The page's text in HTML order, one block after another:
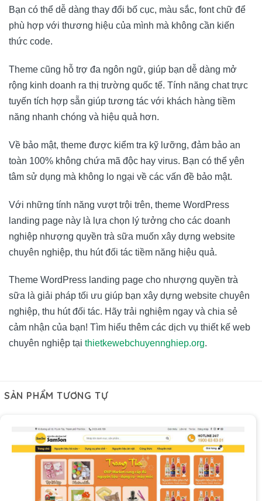
Bạn có thể dễ dàng thay đổi bố cục, màu sắc, font chữ để
phù hợp với thương hiệu của mình mà không cần kiến
thức code.
Theme cũng hỗ trợ đa ngôn ngữ, giúp bạn dễ dàng mở
rộng kinh doanh ra thị trường quốc tế. Tính năng chat trực
tuyến tích hợp sẵn giúp tương tác với khách hàng tiềm
năng nhanh chóng và hiệu quả hơn.
Về bảo mật, theme được kiểm tra kỹ lưỡng, đảm bảo an
toàn 100% không chứa mã độc hay virus. Bạn có thể yên
tâm sử dụng mà không lo ngại về các vấn đề bảo mật.
Với những tính năng vượt trội trên, theme WordPress
landing page này là lựa chọn lý tưởng cho các doanh
nghiệp nhượng quyền trà sữa muốn xây dựng website
chuyên nghiệp, thu hút đối tác tiềm năng hiệu quả.
Theme WordPress landing page cho nhượng quyền trà
sữa là giải pháp tối ưu giúp bạn xây dựng website chuyên
nghiệp, thu hút đối tác. Hãy trải nghiệm ngay và chia sẻ
cảm nhận của bạn! Tìm hiểu thêm các dịch vụ thiết kế web
chuyên nghiệp tại thietkewebchuyennghiep.org.
SẢN PHẨM TƯƠNG TỰ